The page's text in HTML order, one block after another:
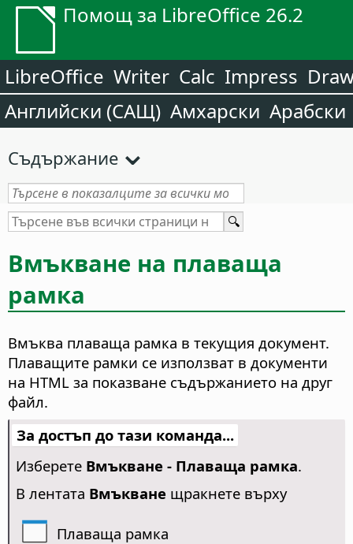
Помощ за LibreOffice 26.2
LibreOffice Writer Calc Impress
Английски (САЩ) Амхарски Арабски
Съдържание
Вмъкване на плаваща
рамка
Вмъква плаваща рамка в текущия документ.
Плаващите рамки се използват в документи
на HTML за показване съдържанието на друг
файл.
За достъп до тази команда...
Изберете Вмъкване - Плаваща рамка.
В лентата Вмъкване щракнете върху
Плаваща рамка